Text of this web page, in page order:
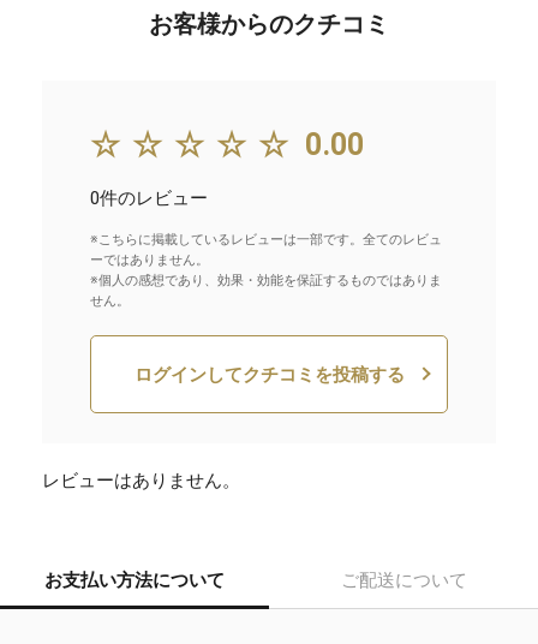
お客様からのクチコミ
☆☆☆☆☆ 0.00
0件のレビュー
※こちらに掲載しているレビューは一部です。全てのレビュ
ーではありません。
※個人の感想であり、効果・効能を保証するものではありま
せん。
ログインしてクチコミを投稿する
レビューはありません。
お支払い方法について ご配送について